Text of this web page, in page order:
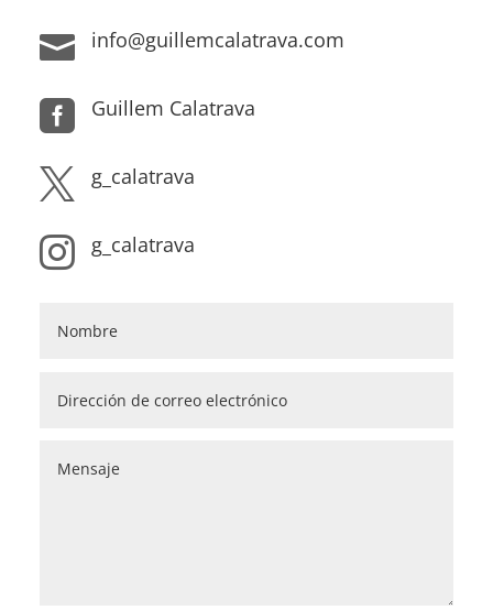
 info@guillemcalatrava.com
 Guillem Calatrava
 g_calatrava
 g_calatrava